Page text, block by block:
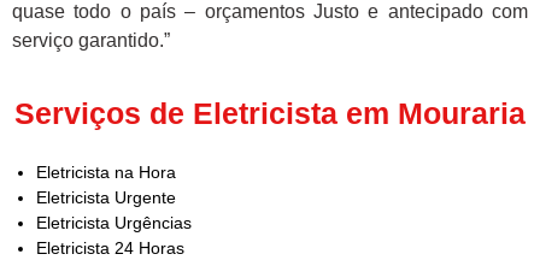
quase todo o país – orçamentos Justo e antecipado com
serviço garantido.”
Serviços de Eletricista em Mouraria
Eletricista na Hora
Eletricista Urgente
Eletricista Urgências
Eletricista 24 Horas